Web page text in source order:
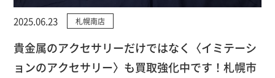
2025.06.23 札幌南店
貴金属のアクセサリーだけではなく〈イミテーシ
ョンのアクセサリー〉も買取強化中です！札幌市